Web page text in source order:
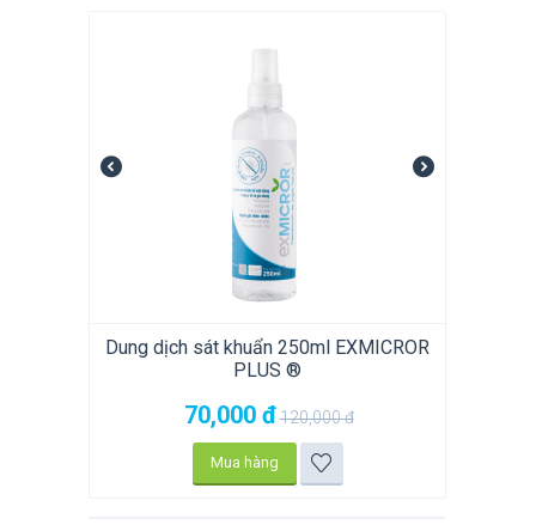
Dung dịch sát khuẩn 250ml EXMICROR
PLUS ®
70,000 đ120,000đ
Mua hàng